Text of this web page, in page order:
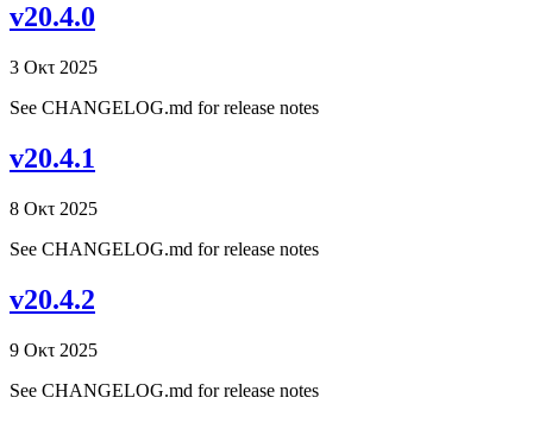
v20.4.0
3 Οκτ 2025
See CHANGELOG.md for release notes
v20.4.1
8 Οκτ 2025
See CHANGELOG.md for release notes
v20.4.2
9 Οκτ 2025
See CHANGELOG.md for release notes